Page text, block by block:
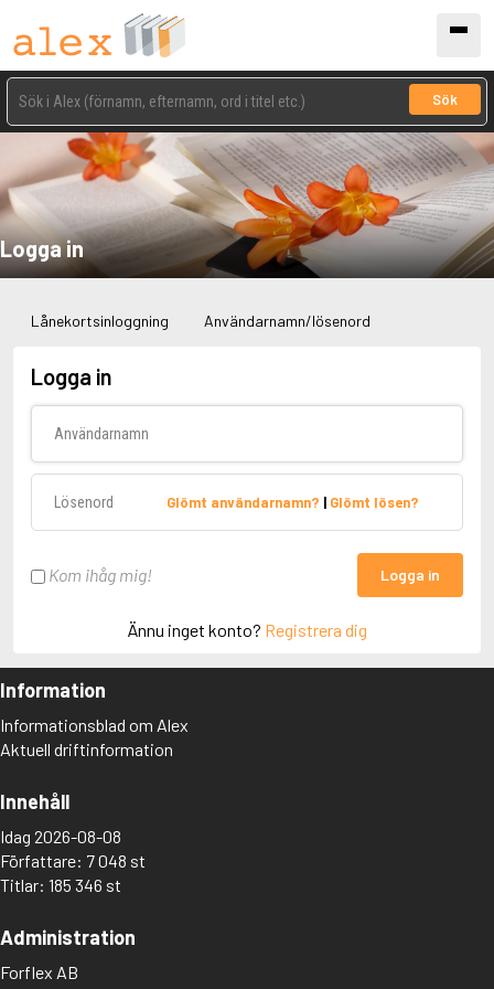
Sök
Logga in
Lånekortsinloggning Användarnamn/lösenord
Logga in
Glömt användarnamn? | Glömt lösen?
Kom ihåg mig! Logga in
Ännu inget konto? Registrera dig
Information
Informationsblad om Alex
Aktuell driftinformation
Innehåll
Idag 2026-08-08
Författare: 7 048 st
Titlar: 185 346 st
Administration
Forflex AB